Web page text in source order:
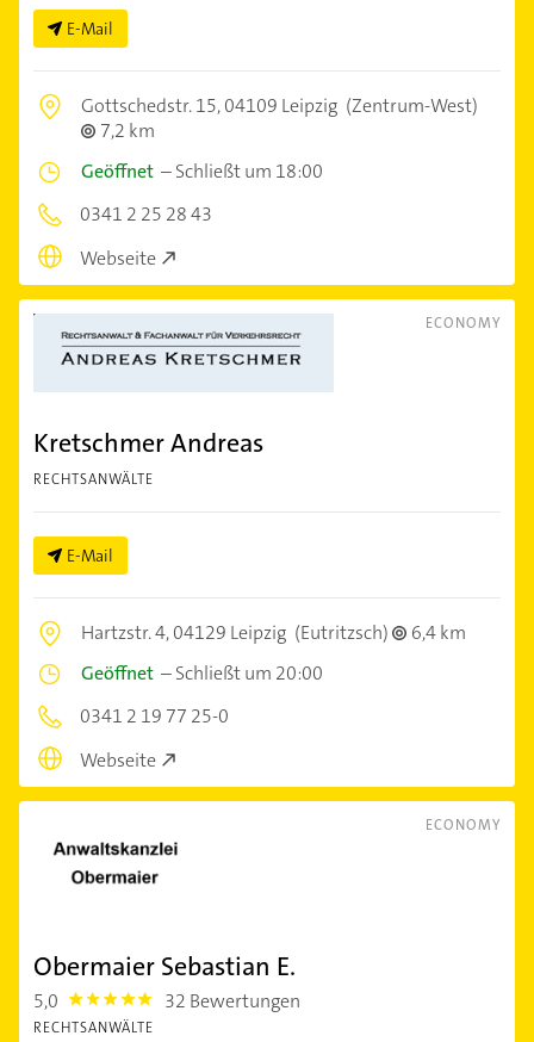
E-Mail
Gottschedstr. 15,04109 Leipzig (Zentrum-West)
7,2 km
Geöffnet –Schließt um 18:00
0341 2 25 28 43
Webseite
ECONOMY
Kretschmer Andreas
RECHTSANWÄLTE
E-Mail
Hartzstr. 4,04129 Leipzig (Eutritzsch)
6,4 km
Geöffnet –Schließt um 20:00
0341 2 19 77 25-0
Webseite
ECONOMY
Obermaier Sebastian E.
5,0 5.0 32 Bewertungen
RECHTSANWÄLTE